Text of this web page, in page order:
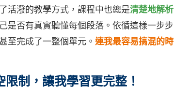
活潑的教學方式，課程中也總是清楚地解析
是否有真實聽懂每個段落。依循這樣一步步
至完成了一整個單元。 連我最容易搞混的時
制，讓我學習更完整！